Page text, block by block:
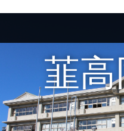
e
n
i
c
n
韮